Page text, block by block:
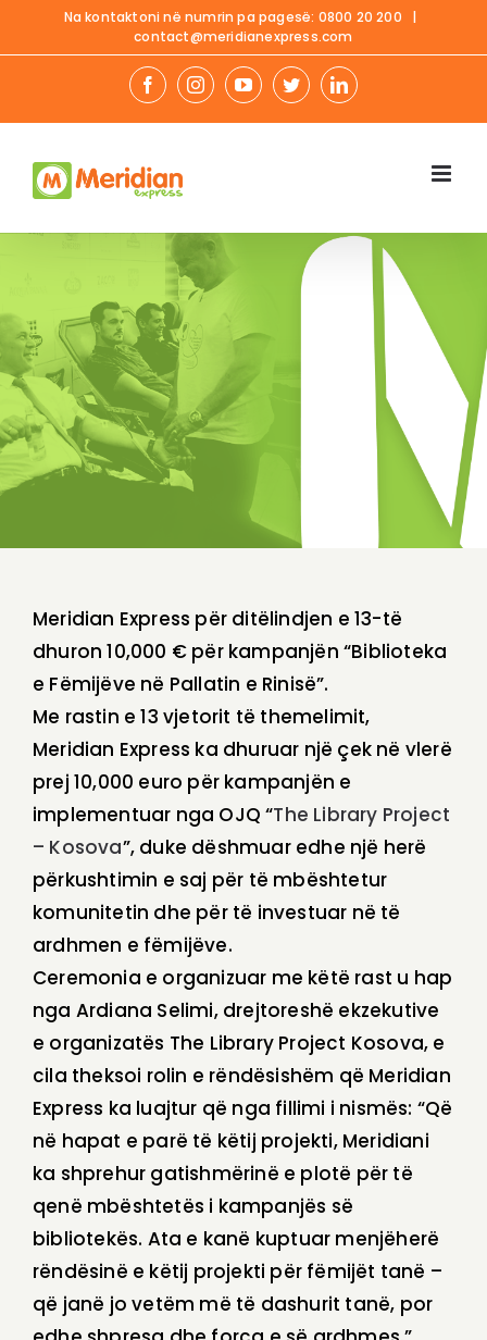
to
Na kontaktoni në numrin pa pagesë: 0800 20 200
|
contact@meridianexpress.com
facebookinstagramyoutubetwitterlinkedin
Meridian Express për ditëlindjen e 13-të
dhuron 10,000 € për kampanjën “Biblioteka
e Fëmijëve në Pallatin e Rinisë”.
Me rastin e 13 vjetorit të themelimit,
Meridian Express ka dhuruar një çek në vlerë
prej 10,000 euro për kampanjën e
implementuar nga OJQ “The Library Project
– Kosova”, duke dëshmuar edhe një herë
përkushtimin e saj për të mbështetur
komunitetin dhe për të investuar në të
ardhmen e fëmijëve.
Ceremonia e organizuar me këtë rast u hap
nga Ardiana Selimi, drejtoreshë ekzekutive
e organizatës The Library Project Kosova, e
cila theksoi rolin e rëndësishëm që Meridian
Express ka luajtur që nga fillimi i nismës: “Që
në hapat e parë të këtij projekti, Meridiani
ka shprehur gatishmërinë e plotë për të
qenë mbështetës i kampanjës së
bibliotekës. Ata e kanë kuptuar menjëherë
rëndësinë e këtij projekti për fëmijët tanë –
që janë jo vetëm më të dashurit tanë, por